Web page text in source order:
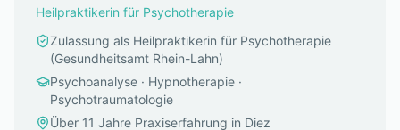
Heilpraktikerin für Psychotherapie
Zulassung als Heilpraktikerin für Psychotherapie
(Gesundheitsamt Rhein-Lahn)
Psychoanalyse · Hypnotherapie ·
Psychotraumatologie
Über 11 Jahre Praxiserfahrung in Diez